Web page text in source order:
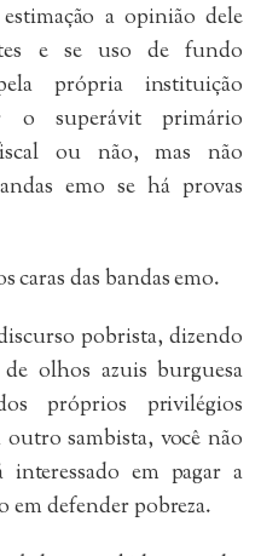
a opinião dele
e se uso de fundo
própria instituição
o superávit primário
ou não, mas não
emo se há provas
caras das bandas emo.
pobrista, dizendo
olhos azuis burguesa
próprios privilégios
sambista, você não
interessado em pagar a
em defender pobreza.